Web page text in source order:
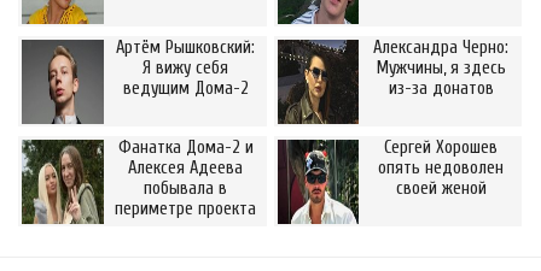
Артём Рышковский:
Я вижу себя
ведущим Дома-2
Александра Черно:
Мужчины, я здесь
из-за донатов
Фанатка Дома-2 и
Алексея Адеева
побывала в
периметре проекта
Сергей Хорошев
опять недоволен
своей женой